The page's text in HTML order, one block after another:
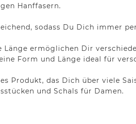
Hanffasern.
sodass Du Dich immer
ermöglichen Dir
Form und Länge ideal für
Produkt, das Dich über viele
und Schals für Damen.